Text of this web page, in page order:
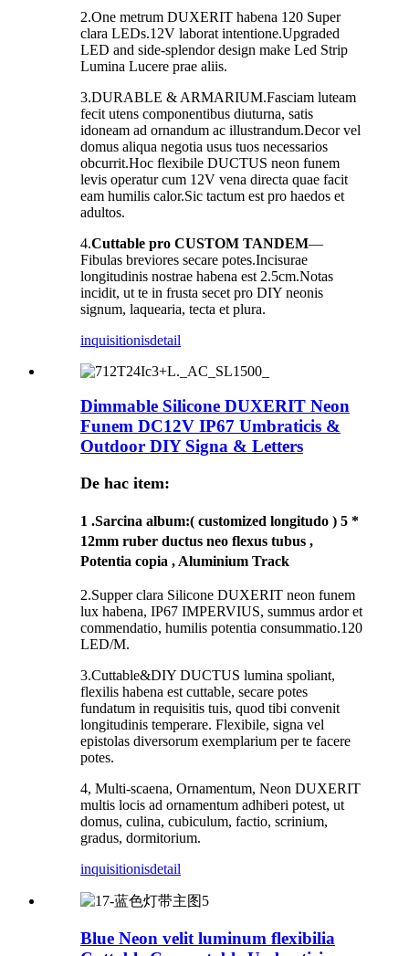
2.One metrum DUXERIT habena 120 Super
clara LEDs.12V laborat intentione.Upgraded
LED and side-splendor design make Led Strip
Lumina Lucere prae aliis.
3.DURABLE & ARMARIUM.Fasciam luteam
fecit utens componentibus diuturna, satis
idoneam ad ornandum ac illustrandum.Decor vel
domus aliqua negotia usus tuos necessarios
obcurrit.Hoc flexibile DUCTUS neon funem
levis operatur cum 12V vena directa quae facit
eam humilis calor.Sic tactum est pro haedos et
adultos.
4.Cuttable pro CUSTOM TANDEM—
Fibulas breviores secare potes.Incisurae
longitudinis nostrae habena est 2.5cm.Notas
incidit, ut te in frusta secet pro DIY neonis
signum, laquearia, tecta et plura.
inquisitionisdetail
Dimmable Silicone DUXERIT Neon
Funem DC12V IP67 Umbraticis &
Outdoor DIY Signa & Letters
De hac item:
1 .Sarcina album:( customized longitudo ) 5 *
12mm ruber ductus neo flexus tubus ,
Potentia copia , Aluminium Track
2.Supper clara Silicone DUXERIT neon funem
lux habena, IP67 IMPERVIUS, summus ardor et
commendatio, humilis potentia consummatio.120
LED/M.
3.Cuttable&DIY DUCTUS lumina spoliant,
flexilis habena est cuttable, secare potes
fundatum in requisitis tuis, quod tibi convenit
longitudinis temperare. Flexibile, signa vel
epistolas diversorum exemplarium per te facere
potes.
4, Multi-scaena, Ornamentum, Neon DUXERIT
multis locis ad ornamentum adhiberi potest, ut
domus, culina, cubiculum, factio, scrinium,
gradus, dormitorium.
inquisitionisdetail
Blue Neon velit luminum flexibilia